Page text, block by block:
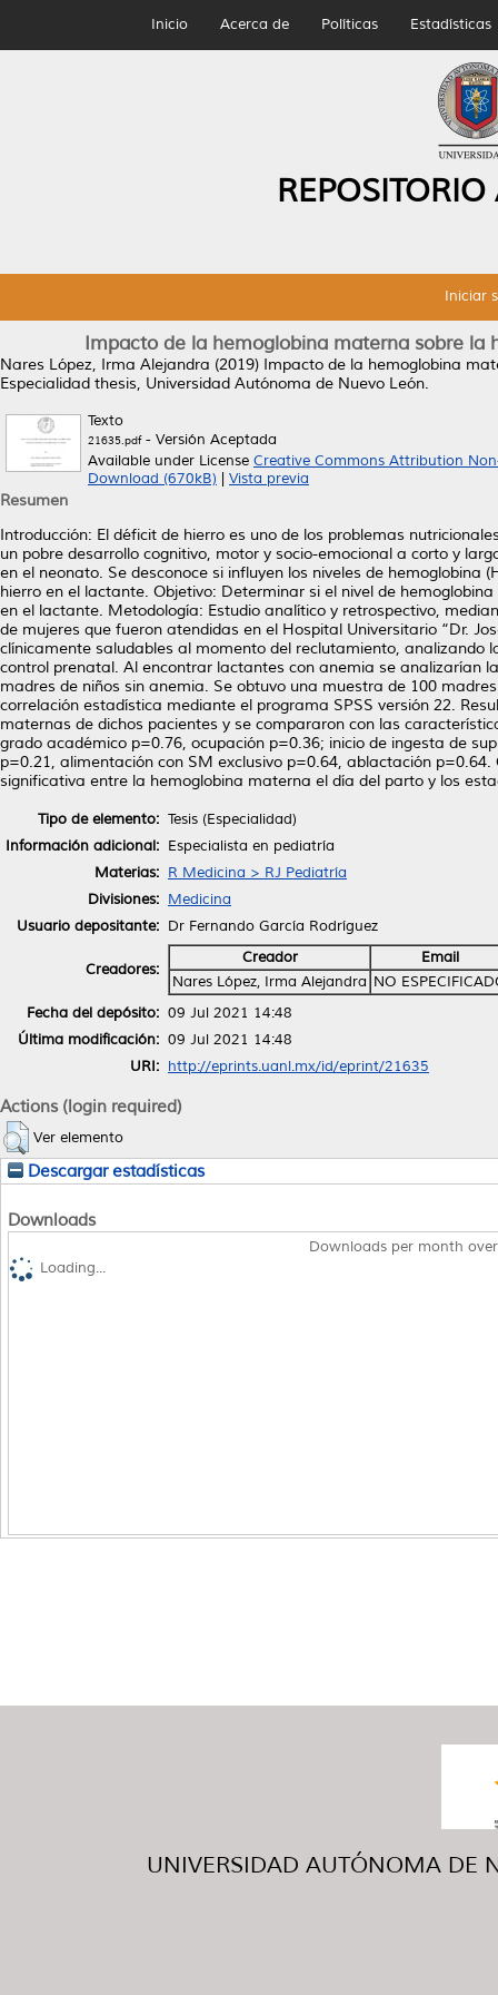
Inicio Acerca de Políticas Estadísticas
Iniciar
Impacto de la hemoglobina materna sobre la
Nares López, Irma Alejandra (2019) Impacto de la hemoglobina
Especialidad thesis, Universidad Autónoma de Nuevo León.
Texto
21635.pdf- Versión Aceptada
Available under License Creative Commons Attribution
Download (670kB)
Vista previa
Resumen
Introducción: El déficit de hierro es uno de los problemas
un pobre desarrollo cognitivo, motor y socio-emocional a corto y
en el neonato. Se desconoce si influyen los niveles de
hierro en el lactante. Objetivo: Determinar si el nivel de
en el lactante. Metodología: Estudio analítico y retrospectivo,
de mujeres que fueron atendidas en el Hospital Universitario “Dr.
clínicamente saludables al momento del reclutamiento,
control prenatal. Al encontrar lactantes con anemia se analizarían
madres de niños sin anemia. Se obtuvo una muestra de 100
correlación estadística mediante el programa SPSS versión 22.
maternas de dichos pacientes y se compararon con las
grado académico p=0.76, ocupación p=0.36; inicio de ingesta de
p=0.21, alimentación con SM exclusivo p=0.64, ablactación
significativa entre la hemoglobina materna el día del parto y los
Tipo de elemento: Tesis (Especialidad)
Información adicional: Especialista en pediatría
Materias: R Medicina > RJ Pediatría
Divisiones: Medicina
Usuario depositante: Dr Fernando García Rodríguez
Creadores:
Creador
Email
Nares López, Irma Alejandra NO
Fecha del depósito: 09 Jul 2021 14:48
Última modificación: 09 Jul 2021 14:48
URI: http://eprints.uanl.mx/id/eprint/21635
Actions (login required)
Ver elemento
Descargar estadísticas
Downloads
Downloads per month
Loading...
UNIVERSIDAD AUTÓNOMA DE